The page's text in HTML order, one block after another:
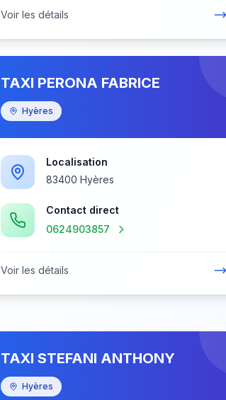
Voir les détails
TAXI PERONA FABRICE
Hyères
Localisation
83400 Hyères
Contact direct
0624903857
Voir les détails
TAXI STEFANI ANTHONY
Hyères